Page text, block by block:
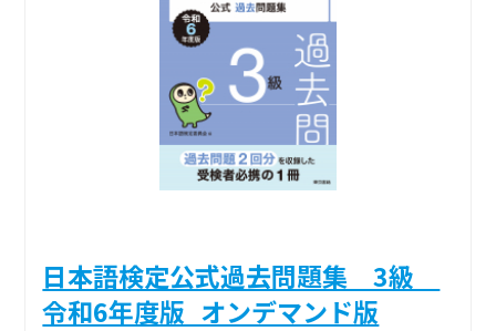
日本語検定公式過去問題集 3級
令和6年度版_オンデマンド版